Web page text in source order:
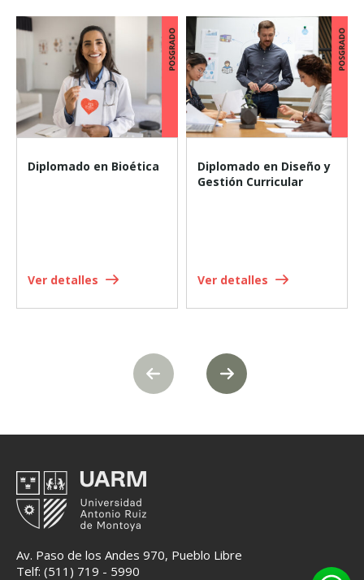
Diplomado en Bioética
Ver detalles
Diplomado en Diseño y
Gestión Curricular
Ver detalles
Av. Paso de los Andes 970, Pueblo Libre
Telf: (511) 719 - 5990